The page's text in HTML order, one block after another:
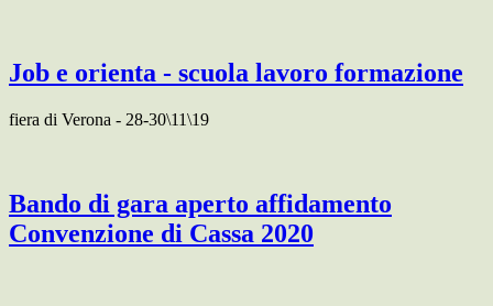
Job e orienta - scuola lavoro formazione
fiera di Verona - 28-30\11\19
Bando di gara aperto affidamento
Convenzione di Cassa 2020